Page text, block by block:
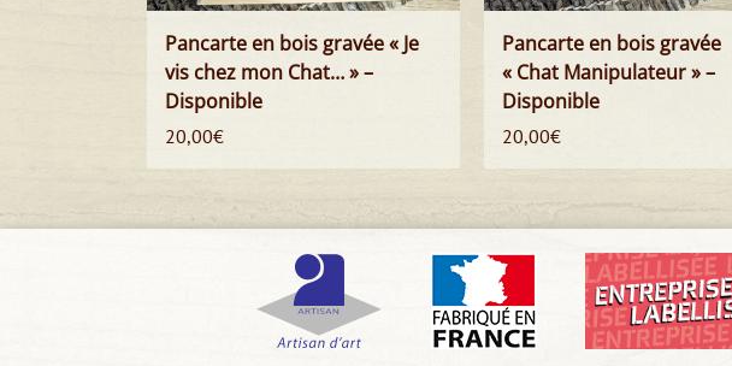
Pancarte en bois gravée « Je
vis chez mon Chat… » –
Disponible
20,00€
Pancarte en bois gravée
« Chat Manipulateur » –
Disponible
20,00€